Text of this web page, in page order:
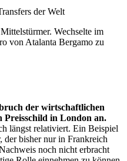
der Welt
Wechselte im
von Atalanta Bergamo zu
der wirtschaftlichen
Preisschild in London an.
längst relativiert. Ein Beispiel
der bisher nur in Frankreich
noch nicht erbracht